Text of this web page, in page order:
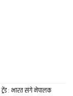
: भारत संगे नेपालक